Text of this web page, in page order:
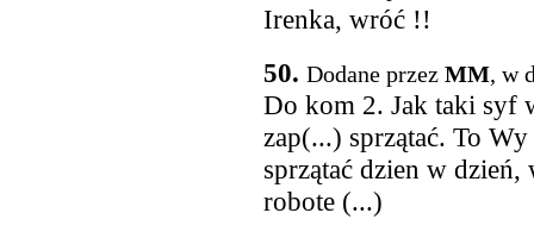
Irenka, wróć !!
50. Dodane przez MM, w
Do kom 2. Jak taki syf
zap(...) sprzątać. To
sprzątać dzien w dzień,
robote (...)